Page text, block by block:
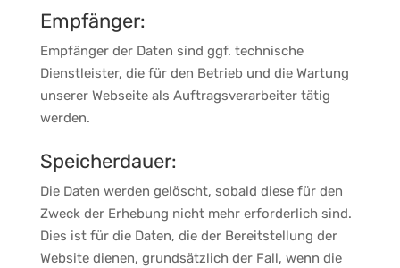
Empfänger:
Empfänger der Daten sind ggf. technische
Dienstleister, die für den Betrieb und die Wartung
unserer Webseite als Auftragsverarbeiter tätig
werden.
Speicherdauer:
Die Daten werden gelöscht, sobald diese für den
Zweck der Erhebung nicht mehr erforderlich sind.
Dies ist für die Daten, die der Bereitstellung der
Website dienen, grundsätzlich der Fall, wenn die